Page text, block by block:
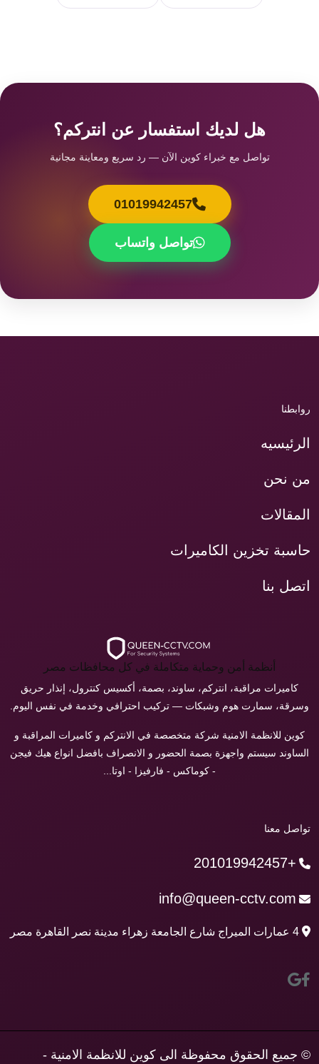
هل لديك استفسار عن انتركم؟
تواصل مع خبراء كوين الآن — رد سريع ومعاينة مجانية
01019942457
تواصل واتساب
روابطنا
الرئيسيه
من نحن
المقالات
حاسبة تخزين الكاميرات
اتصل بنا
أنظمة أمن وحماية متكاملة في كل محافظات مصر
كاميرات مراقبة، انتركم، ساوند، بصمة، أكسيس كنترول، إنذار حريق
وسرقة، سمارت هوم وشبكات — تركيب احترافي وخدمة في نفس اليوم.
كوين للانظمة الامنية شركة متخصصة في الانتركم و كاميرات المراقبة و
الساوند سيستم واجهزة بصمة الحضور و الانصراف بافضل انواع هيك فيجن
- كوماكس - فارفيزا - اوتا...
تواصل معنا
+201019942457
info@queen-cctv.com
4 عمارات الميراج شارع الجامعة زهراء مدينة نصر القاهرة مصر
© جميع الحقوق محفوظة الى كوين للانظمة الامنية -